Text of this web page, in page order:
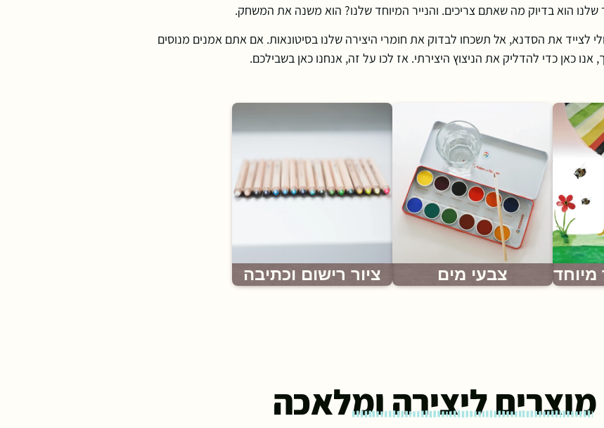
שלנו הוא בדיוק מה שאתם צריכים. והנייר המיוחד שלנו? הוא משנה את המשחק.
לצייד את הסדנא, אל תשכחו לבדוק את חומרי היצירה שלנו בסיטונאות. אם אתם אמנים מנוסים
כאן כדי להדליק את הניצוץ היצירתי. אז לכו על זה, אנחנו כאן בשבילכם.
ציור רישום וכתיבה צבעי מים מיוחד
מוצרים ליצירה ומלאכה